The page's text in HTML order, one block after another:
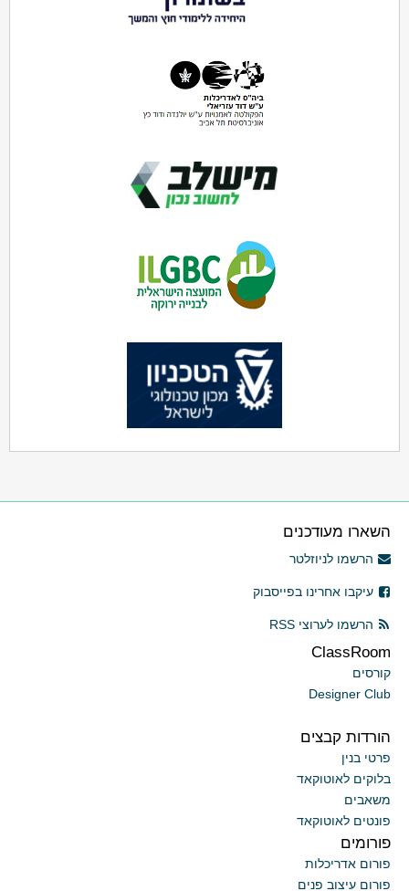
השארו מעודכנים
הרשמו לניוזלטר
עיקבו אחרינו בפייסבוק
הרשמו לערוצי RSS
ClassRoom
קורסים
Designer Club
הורדות קבצים
פרטי בנין
בלוקים לאוטוקאד
משאבים
פונטים לאוטוקאד
פורומים
פורום אדריכלות
פורום עיצוב פנים